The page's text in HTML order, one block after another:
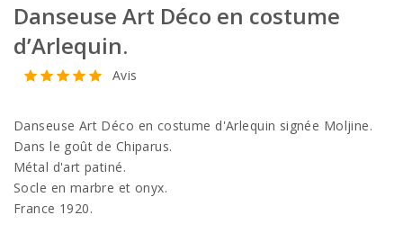
Danseuse Art Déco en costume
d’Arlequin.
Avis
Danseuse Art Déco en costume d'Arlequin signée Moljine.
Dans le goût de Chiparus.
Métal d'art patiné.
Socle en marbre et onyx.
France 1920.